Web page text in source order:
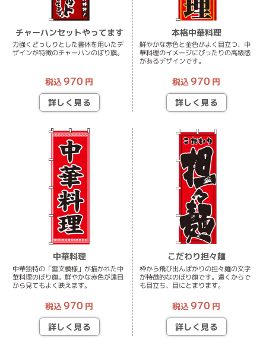
チャーハンセットやってます
力強くどっしりとした書体を用いたデ
ザインが特徴のチャーハンのぼり旗。
税込970 円
詳しく見る
本格中華料理
鮮やかな赤色と金色がよく目立つ、中
華料理のイメージにぴったりの高級感
があるデザインです。
税込970 円
詳しく見る
中華料理
中華独特の「雷文模様」が描かれた中
華料理のぼり旗。鮮やかな赤色が遠目
から見てもよく映えます。
税込970 円
詳しく見る
こだわり担々麺
枠から飛び出んばかりの担々麺の文字
が特徴的なのぼり旗です。遠くからで
も目立ち、目にとまります。
税込970 円
詳しく見る